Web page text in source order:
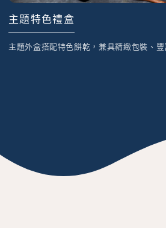
主題特色禮盒
主題外盒搭配特色餅乾，兼具精緻包裝、豐